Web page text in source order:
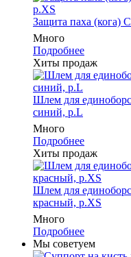
Защита паха (кога)
Много
Подробнее
Хиты продаж
Шлем для
синий, p.L
Много
Подробнее
Хиты продаж
Шлем для
красный, p.XS
Много
Подробнее
Мы советуем